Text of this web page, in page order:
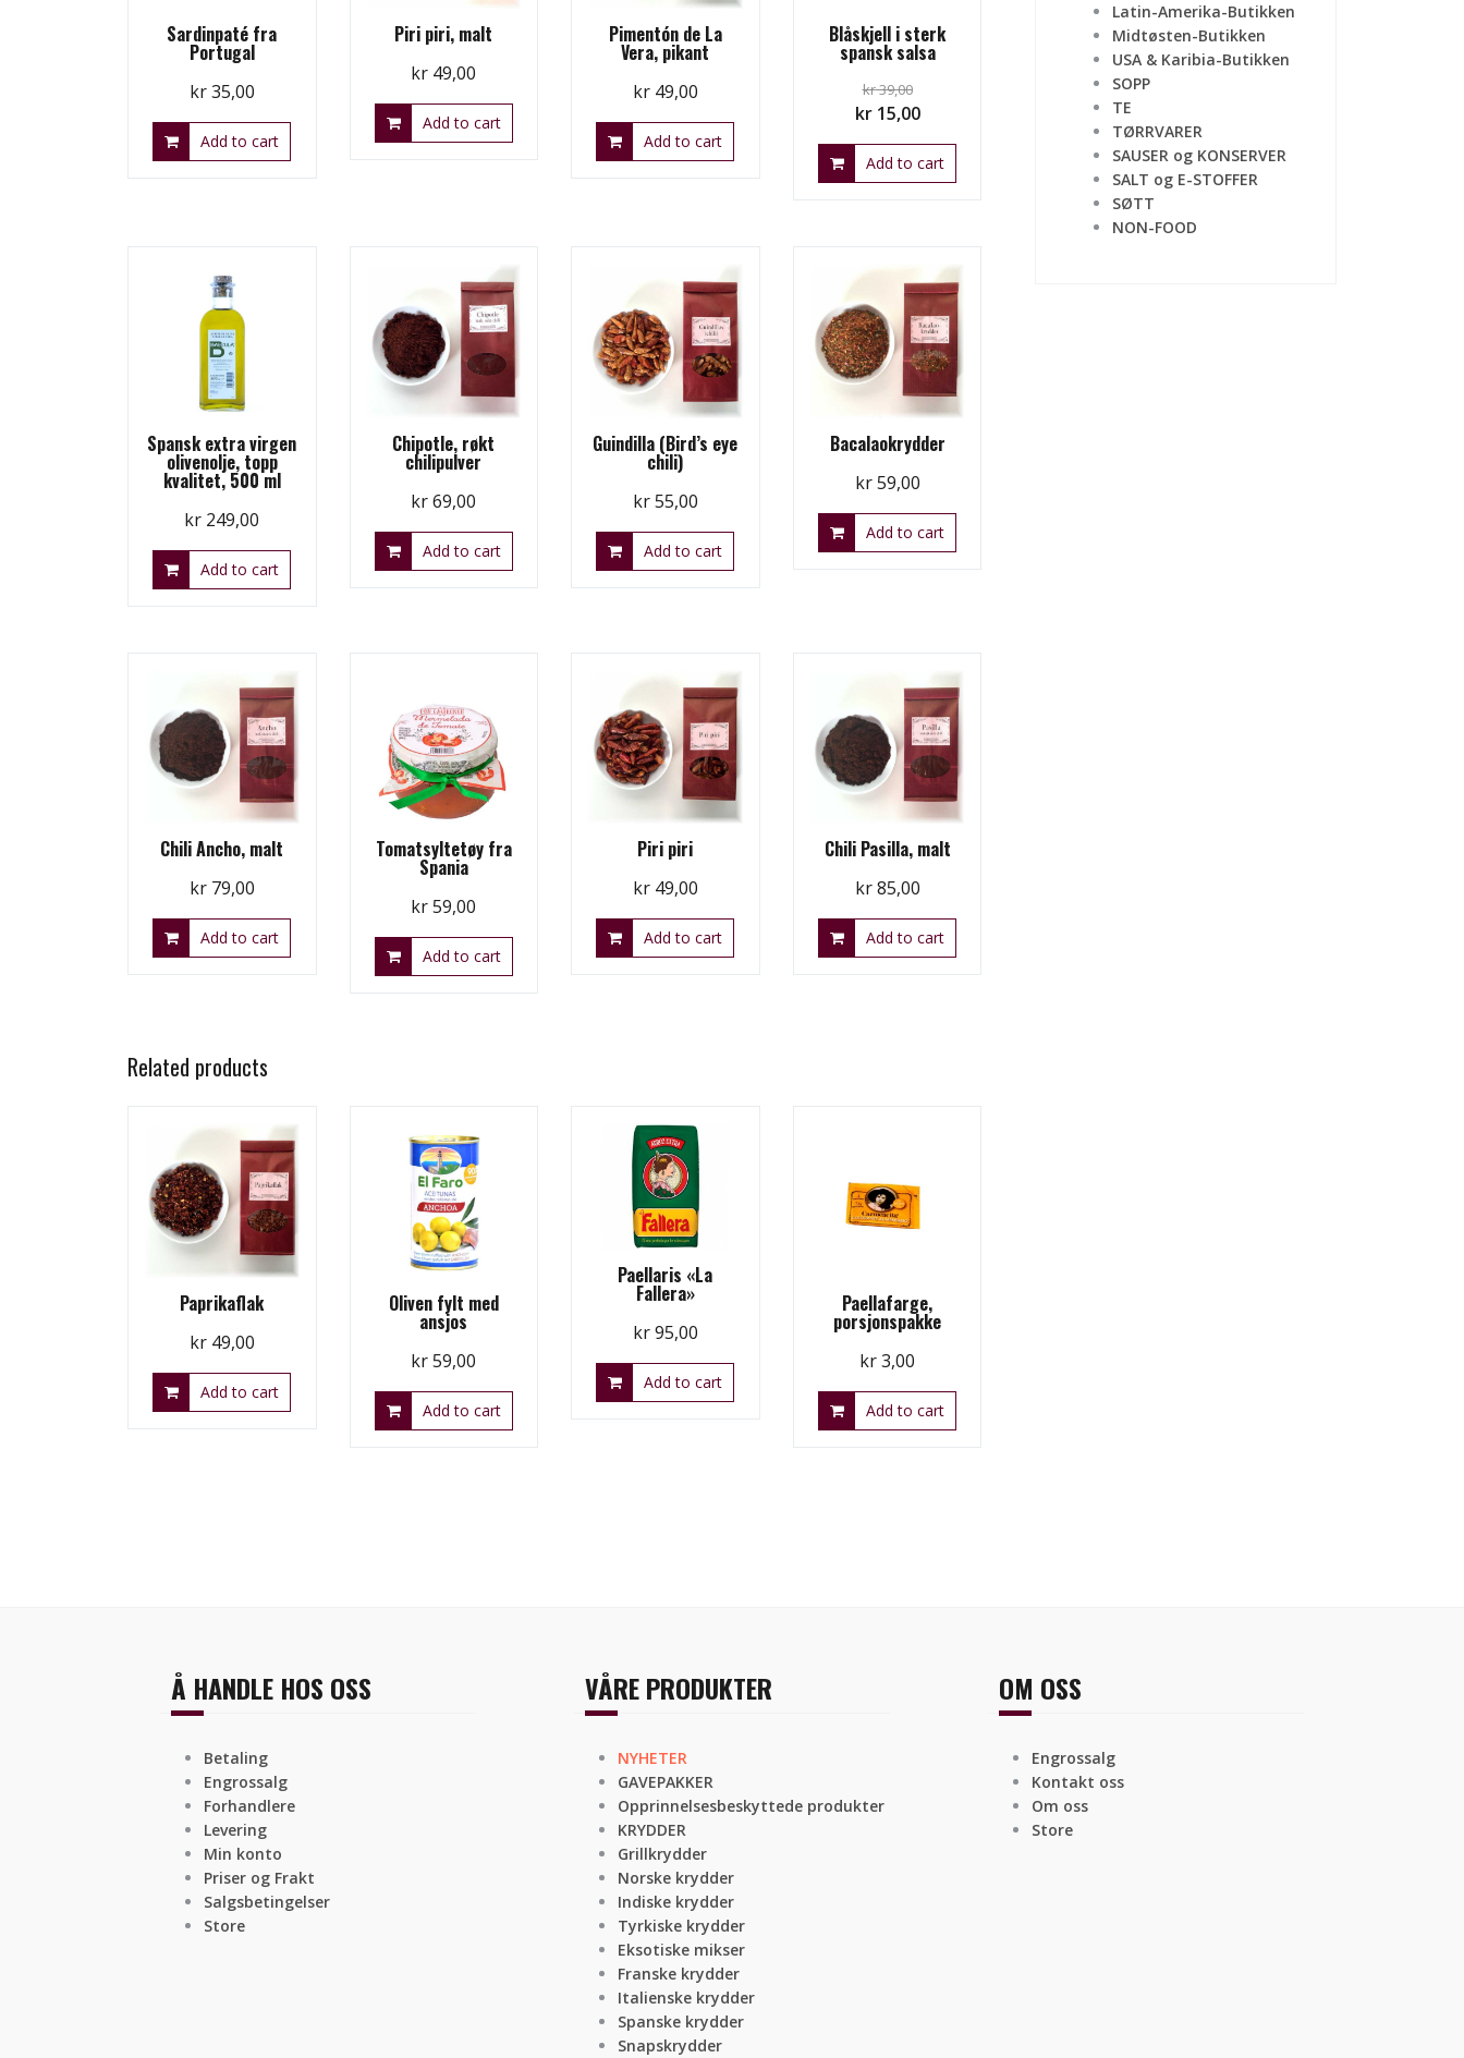
Sardinpaté fra
Portugal
kr35,00
Add to cart
Piri piri, malt
kr 49,00
Add to cart
Pimentón de La
Vera, pikant
kr49,00
Add to cart
Blåskjell i sterk
spansk salsa
kr39,00
Original
price
was:
kr15,00Current
price
is:
Add to cart
Spansk extra virgen
olivenolje, topp
kvalitet, 500 ml
kr 249,00
Add to cart
Chipotle, røkt
chilipulver
kr69,00
Add to cart
Guindilla (Bird’s eye
chili)
kr55,00
Add to cart
Bacalaokrydder
kr59,00
Add to cart
Chili Ancho, malt
kr79,00
Add to cart
Tomatsyltetøy fra
Spania
kr59,00
Add to cart
Piri piri
kr49,00
Add to cart
Chili Pasilla, malt
kr85,00
Add to cart
Related products
Paprikaflak
kr49,00
Add to cart
Oliven fylt med
ansjos
kr59,00
Add to cart
Paellaris «La
Fallera»
kr95,00
Add to cart
Paellafarge,
porsjonspakke
kr3,00
Add to cart
Latin-Amerika-Butikken
Midtøsten-Butikken
USA & Karibia-Butikken
SOPP
TE
TØRRVARER
SAUSER og KONSERVER
SALT og E-STOFFER
SØTT
NON-FOOD
Å HANDLE HOS OSS
Betaling
Engrossalg
Forhandlere
Levering
Min konto
Priser og Frakt
Salgsbetingelser
Store
VÅRE PRODUKTER
NYHETER
GAVEPAKKER
Opprinnelsesbeskyttede produkter
KRYDDER
Grillkrydder
Norske krydder
Indiske krydder
Tyrkiske krydder
Eksotiske mikser
Franske krydder
Italienske krydder
Spanske krydder
Snapskrydder
OM OSS
Engrossalg
Kontakt oss
Om oss
Store